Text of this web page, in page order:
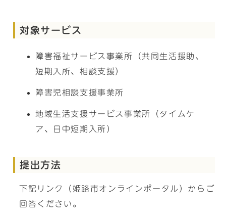
対象サービス
障害福祉サービス事業所（共同生活援助、
短期入所、相談支援）
障害児相談支援事業所
地域生活支援サービス事業所（タイムケ
ア、日中短期入所）
提出方法
下記リンク（姫路市オンラインポータル）からご
回答ください。